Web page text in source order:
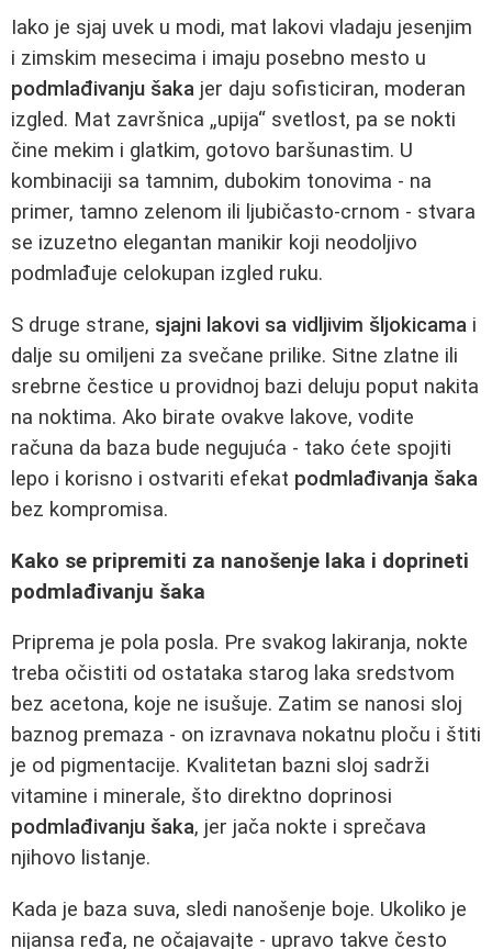
Iako je sjaj uvek u modi, mat lakovi vladaju jesenjim
i zimskim mesecima i imaju posebno mesto u
podmlađivanju šaka jer daju sofisticiran, moderan
izgled. Mat završnica „upija“ svetlost, pa se nokti
čine mekim i glatkim, gotovo baršunastim. U
kombinaciji sa tamnim, dubokim tonovima - na
primer, tamno zelenom ili ljubičasto-crnom - stvara
se izuzetno elegantan manikir koji neodoljivo
podmlađuje celokupan izgled ruku.
S druge strane, sjajni lakovi sa vidljivim šljokicama i
dalje su omiljeni za svečane prilike. Sitne zlatne ili
srebrne čestice u providnoj bazi deluju poput nakita
na noktima. Ako birate ovakve lakove, vodite
računa da baza bude negujuća - tako ćete spojiti
lepo i korisno i ostvariti efekat podmlađivanja šaka
bez kompromisa.
Kako se pripremiti za nanošenje laka i doprineti
podmlađivanju šaka
Priprema je pola posla. Pre svakog lakiranja, nokte
treba očistiti od ostataka starog laka sredstvom
bez acetona, koje ne isušuje. Zatim se nanosi sloj
baznog premaza - on izravnava nokatnu ploču i štiti
je od pigmentacije. Kvalitetan bazni sloj sadrži
vitamine i minerale, što direktno doprinosi
podmlađivanju šaka, jer jača nokte i sprečava
njihovo listanje.
Kada je baza suva, sledi nanošenje boje. Ukoliko je
nijansa ređa, ne očajavajte - upravo takve često